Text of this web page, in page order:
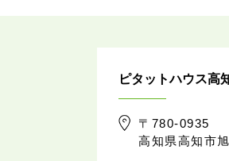
ピタットハウス高
〒780-0935
高知県高知市